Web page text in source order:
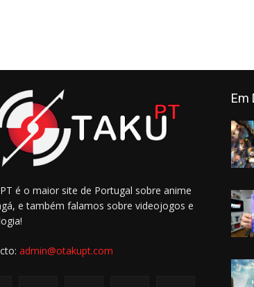
é o maior site de Portugal sobre anime
e também falamos sobre videojogos e
admin@otakupt.com
Em